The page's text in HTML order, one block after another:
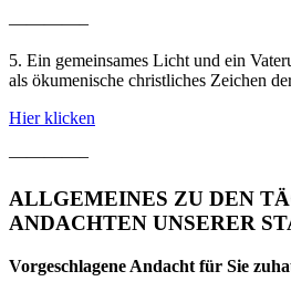
————–
5. Ein gemeinsames Licht und ein
als ökumenische christliches Zeichen
Hier klicken
————–
ALLGEMEINES ZU DEN
ANDACHTEN UNSERER
Vorgeschlagene Andacht für Sie